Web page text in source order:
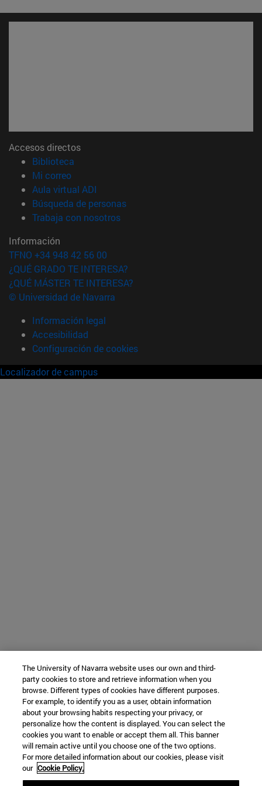
Accesos directos
Biblioteca
Mi correo(abre en nueva ventana)
Aula virtual ADI
Búsqueda de personas(abre en nueva ventana)
Trabaja con nosotros(abre en nueva ventana)
Información
TFNO +34 948 42 56 00
¿QUÉ GRADO TE INTERESA?
¿QUÉ MÁSTER TE INTERESA?
© Universidad de Navarra
Información legal
Accesibilidad
Configuración de cookies
Localizador de campus
The University of Navarra website uses our own and third-
party cookies to store and retrieve information when you
browse. Different types of cookies have different purposes.
For example, to identify you as a user, obtain information
about your browsing habits respecting your privacy, or
personalize how the content is displayed. You can select the
cookies you want to enable or accept them all. This banner
will remain active until you choose one of the two options.
For more detailed information about our cookies, please visit
our Cookie Policy.